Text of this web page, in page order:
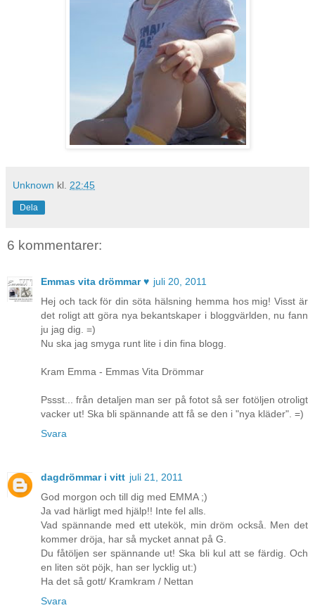
Unknown kl. 22:45
Dela
6 kommentarer:
Emmas vita drömmar ♥ juli 20, 2011
Hej och tack för din söta hälsning hemma hos mig! Visst är
det roligt att göra nya bekantskaper i bloggvärlden, nu fann
ju jag dig. =)
Nu ska jag smyga runt lite i din fina blogg.
Kram Emma - Emmas Vita Drömmar
Pssst... från detaljen man ser på fotot så ser fotöljen otroligt
vacker ut! Ska bli spännande att få se den i "nya kläder". =)
Svara
dagdrömmar i vitt juli 21, 2011
God morgon och till dig med EMMA ;)
Ja vad härligt med hjälp!! Inte fel alls.
Vad spännande med ett utekök, min dröm också. Men det
kommer dröja, har så mycket annat på G.
Du fåtöljen ser spännande ut! Ska bli kul att se färdig. Och
en liten söt pöjk, han ser lycklig ut:)
Ha det så gott/ Kramkram / Nettan
Svara